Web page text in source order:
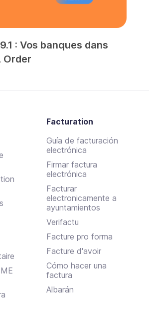
: Vos banques dans
Order
Facturation
Guía de facturación
electrónica
Firmar factura
electrónica
Facturar
electronicamente a
ayuntamientos
Verifactu
Facture pro forma
Facture d'avoir
Cómo hacer una
factura
Albarán